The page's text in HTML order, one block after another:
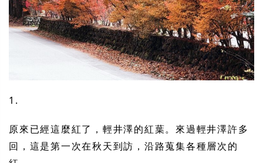
1.
原來已經這麼紅了，輕井澤的紅葉。來過輕井澤許多
回，這是第一次在秋天到訪，沿路蒐集各種層次的